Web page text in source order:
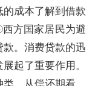
成本了解到借款
方国家居民为避
。消费贷款的迅
起了重要作用。